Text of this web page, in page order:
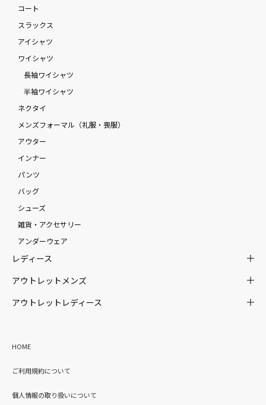
コート
スラックス
アイシャツ
ワイシャツ
長袖ワイシャツ
半袖ワイシャツ
ネクタイ
メンズフォーマル（礼服・喪服）
アウター
インナー
パンツ
バッグ
シューズ
雑貨・アクセサリー
アンダーウェア
レディース
アウトレットメンズ
アウトレットレディース
HOME
ご利用規約について
個人情報の取り扱いについて